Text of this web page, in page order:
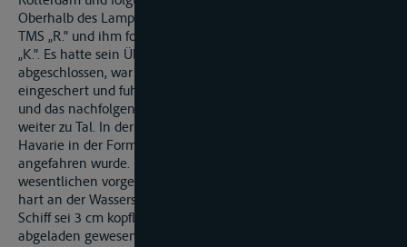
Oberhalb des Lampertheimer Altrheins überholte (zunächst
TMS „R." und ihm folgend) TMS „S." das zu Tal fahrende MS
„K.". Es hatte sein Überholmanöver etwa bei km 440,0
abgeschlossen, war wieder auf Kurslinie von MS „K."
eingeschert und fuhr ebenso wie das vorausfahrende TMS „R."
und das nachfolgende TMS „S." etwa in der Fahrwassermitte
weiter zu Tal. In der Folge kam es bei Rhein-km 441,5 zu einer
Havarie in der Form, dass TMS „S." durch MS „K." von achtern
angefahren wurde. Die Klägerin hat im ersten Rechtszug im
wesentlichen vorgetragen: TMS „S." sei bei fallendem Wasser
hart an der Wasserstandsgrenze abgeladen gewesen. Das
Schiff sei 3 cm kopflastig und damit für die Talfahrt sachwidrig
abgeladen gewesen. Deshalb und wegen nicht angepasster